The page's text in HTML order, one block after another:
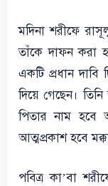
মদিনা শরীফে
তাঁকে দাফন করা
একটি প্রধান দাবি
দিয়ে গেছেন।
পিতার নাম হবে
আত্মপ্রকাশ হবে
পবিত্র কা’বা